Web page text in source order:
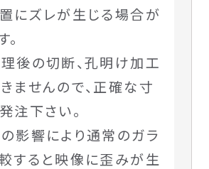
にズレが生じる場合が
後の切断、孔明け加工
ませんので、正確な寸
注下さい。
影響により通常のガラ
すると映像に歪みが生